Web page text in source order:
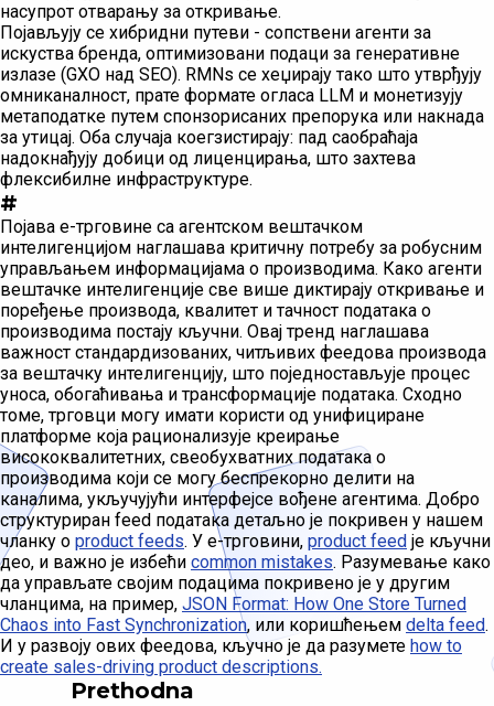
насупрот отварању за откривање.
Појављују се хибридни путеви - сопствени агенти за
искуства бренда, оптимизовани подаци за генеративне
излазе (GXO над SEO). RMNs се хеџирају тако што утврђују
омниканалност, прате формате огласа LLM и монетизују
метаподатке путем спонзорисаних препорука или накнада
за утицај. Оба случаја коегзистирају: пад саобраћаја
надокнађују добици од лиценцирања, што захтева
флексибилне инфраструктуре.
#
Појава е-трговине са агентском вештачком
интелигенцијом наглашава критичну потребу за робусним
управљањем информацијама о производима. Како агенти
вештачке интелигенције све више диктирају откривање и
поређење производа, квалитет и тачност података о
производима постају кључни. Овај тренд наглашава
важност стандардизованих, читљивих феедова производа
за вештачку интелигенцију, што поједностављује процес
уноса, обогаћивања и трансформације података. Сходно
томе, трговци могу имати користи од унифициране
платформе која рационализује креирање
висококвалитетних, свеобухватних података о
производима који се могу беспрекорно делити на
каналима, укључујући интерфејсе вођене агентима. Добро
структуриран feed података детаљно је покривен у нашем
чланку о product feeds. У е-трговини, product feed је кључни
део, и важно је избећи common mistakes. Разумевање како
да управљате својим подацима покривено је у другим
чланцима, на пример, JSON Format: How One Store Turned
Chaos into Fast Synchronization, или коришћењем delta feed.
И у развоју ових феедова, кључно је да разумете how to
create sales-driving product descriptions.
Prethodna